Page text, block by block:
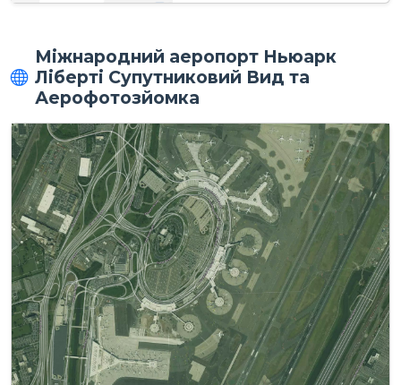
Міжнародний аеропорт Ньюарк
Ліберті Супутниковий Вид та
Аерофотозйомка